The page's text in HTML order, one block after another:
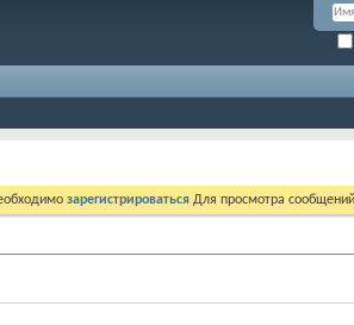
зарегистрироваться Для просмотра